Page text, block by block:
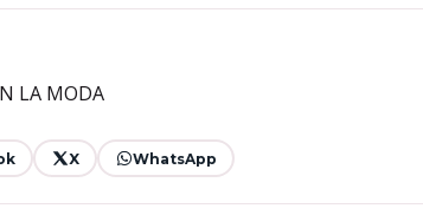
X WhatsApp